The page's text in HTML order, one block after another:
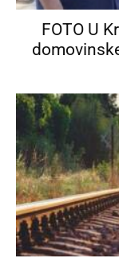
FOTO U